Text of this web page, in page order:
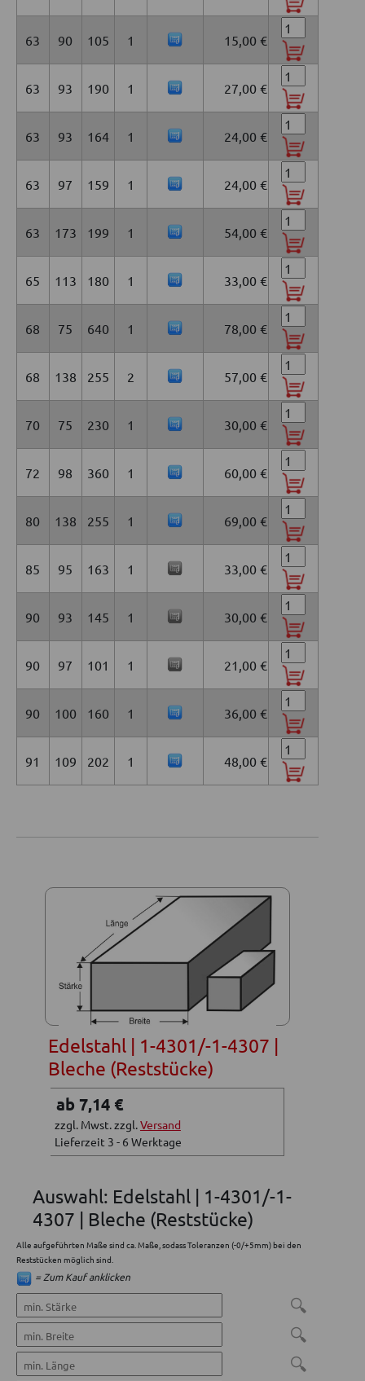
63 90 105 1 15,00 €
63 93 190 1 27,00 €
63 93 164 1 24,00 €
63 97 159 1 24,00 €
63 173 199 1 54,00 €
65 113 180 1 33,00 €
68 75 640 1 78,00 €
68 138 255 2 57,00 €
70 75 230 1 30,00 €
72 98 360 1 60,00 €
80 138 255 1 69,00 €
85 95 163 1 33,00 €
90 93 145 1 30,00 €
90 97 101 1 21,00 €
90 100 160 1 36,00 €
91 109 202 1 48,00 €
Edelstahl | 1-4301/-1-4307 |
Bleche (Reststücke)
ab 7,14 €
zzgl. Mwst. zzgl.Versand
Lieferzeit 3 - 6 Werktage
Auswahl: Edelstahl | 1-4301/-1-
4307 | Bleche (Reststücke)
Alle aufgeführten Maße sind ca. Maße, sodass Toleranzen (-0/+5mm) bei den
Reststücken möglich sind.
= Zum Kauf anklicken
🔍
🔍
🔍